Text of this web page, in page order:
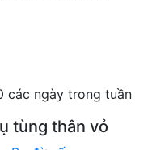
các ngày trong tuần
tùng thân vỏ